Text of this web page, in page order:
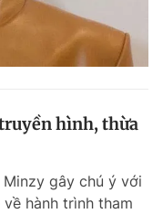
hình, thừa
gây chú ý với
hành trình tham